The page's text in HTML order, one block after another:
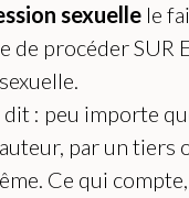
sexuelle le
de procéder SUR
: peu importe
par un tiers
Ce qui compte,